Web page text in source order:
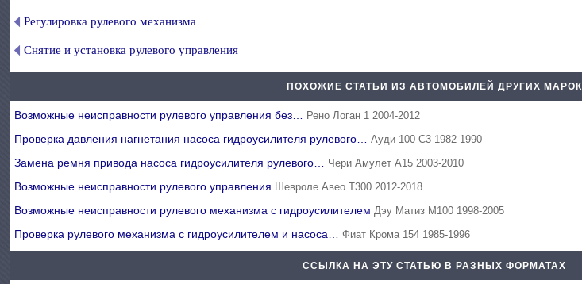
Регулировка рулевого механизма
Снятие и установка рулевого управления
ПОХОЖИЕ СТАТЬИ ИЗ АВТОМОБИЛЕЙ ДРУГИХ МАРОК
Возможные неисправности рулевого управления без… Рено Логан 1 2004-2012
Проверка давления нагнетания насоса гидроусилителя рулевого…Ауди 100 С3 1982-1990
Замена ремня привода насоса гидроусилителя рулевого… Чери Амулет А15 2003-2010
Возможные неисправности рулевого управления Шевроле Авео Т300 2012-2018
Возможные неисправности рулевого механизма с гидроусилителем Дэу Матиз М100 1998-2005
Проверка рулевого механизма с гидроусилителем и насоса…Фиат Крома 154 1985-1996
ССЫЛКА НА ЭТУ СТАТЬЮ В РАЗНЫХ ФОРМАТАХ